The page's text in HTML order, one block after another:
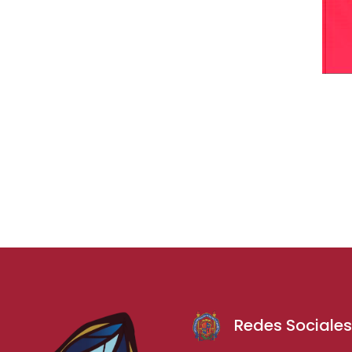
Redes Sociales